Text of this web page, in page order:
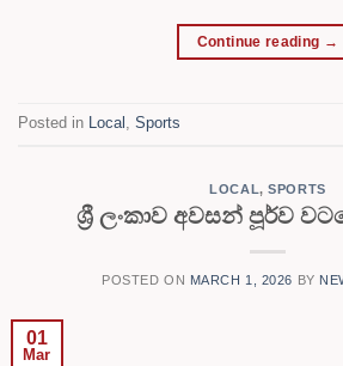
Continue reading →
Posted in Local , Sports
LOCAL,SPORTS
ශ්‍රී ලංකාව අවසන් පූර්ව
POSTED ON MARCH 1, 2026 BY
01
Mar